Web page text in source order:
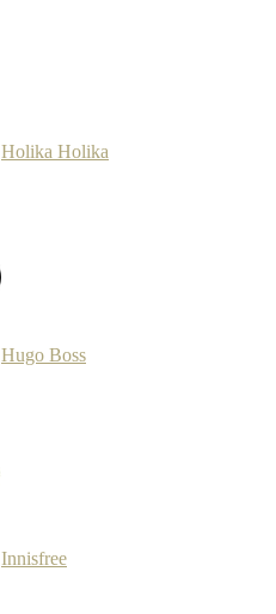
Holika Holika
Hugo Boss
Innisfree